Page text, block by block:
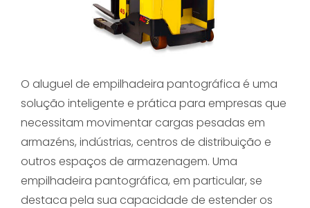
O aluguel de empilhadeira pantográfica é uma
solução inteligente e prática para empresas que
necessitam movimentar cargas pesadas em
armazéns, indústrias, centros de distribuição e
outros espaços de armazenagem. Uma
empilhadeira pantográfica, em particular, se
destaca pela sua capacidade de estender os